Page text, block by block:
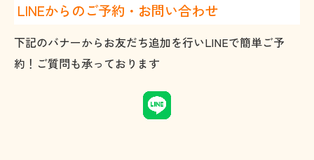
LINEからのご予約・お問い合わせ
下記のバナーからお友だち追加を行いLINEで簡単ご予
約！ご質問も承っております